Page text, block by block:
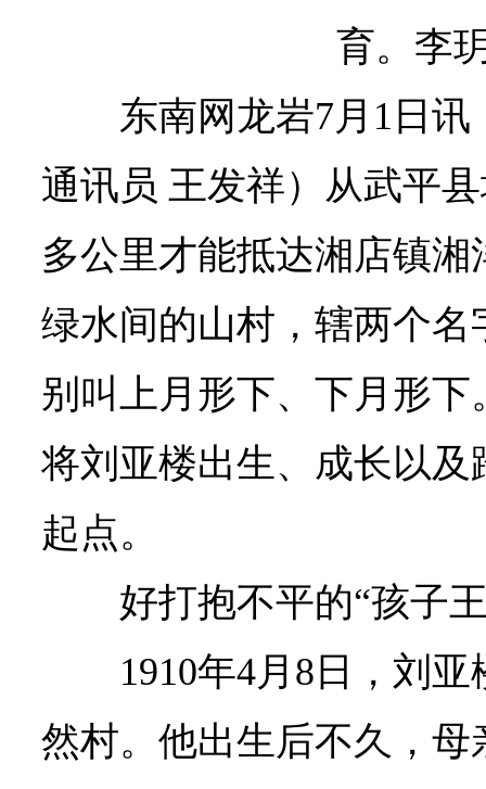
育。李
东南网龙岩7月1日
通讯员 王发祥）从武平
多公里才能抵达湘店镇
绿水间的山村，辖两个
别叫上月形下、下月形
将刘亚楼出生、成长以
起点。
好打抱不平的“孩子
1910年4月8日，刘
然村。他出生后不久，